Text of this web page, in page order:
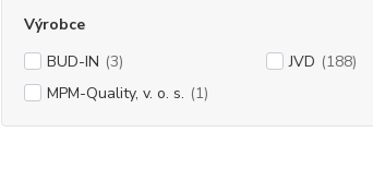
Výrobce
BUD-IN (3) JVD (188)
MPM-Quality, v. o. s. (1)